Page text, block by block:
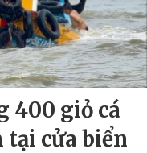
400 giỏ cá
tại cửa biển